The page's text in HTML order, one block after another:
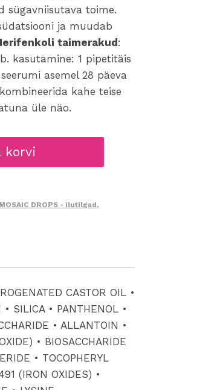
sügavniisutava toime.
ja muudab
taimerakud:
kasutamine: 1 pipetitäis
asemel 28 päeva
kahe teise
üle näo.
korvi
MOSAIC DROPS - ilutilgad,
CASTOR OIL •
SILICA • PANTHENOL •
• ALLANTOIN •
• BIOSACCHARIDE
• TOCOPHERYL
(IRON OXIDES) •